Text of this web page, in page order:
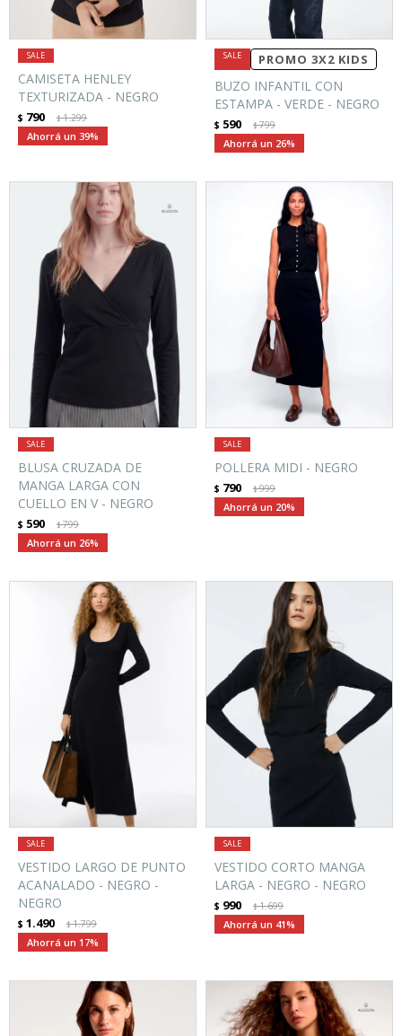
CAMISETA HENLEY
TEXTURIZADA - NEGRO
$ 790 $1.299
39
PROMO 3X2 KIDS
BUZO INFANTIL CON
ESTAMPA - VERDE - NEGRO
$ 590 $799
26
BLUSA CRUZADA DE
MANGA LARGA CON
CUELLO EN V - NEGRO
$ 590 $799
26
POLLERA MIDI - NEGRO
$ 790 $999
20
VESTIDO LARGO DE PUNTO
ACANALADO - NEGRO -
NEGRO
$ 1.490 $1.799
17
VESTIDO CORTO MANGA
LARGA - NEGRO - NEGRO
$ 990 $1.699
41